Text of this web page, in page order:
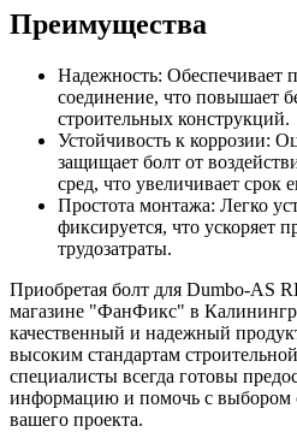
Преимущества
Надежность: Обеспечивает
соединение, что повышает
строительных конструкций.
Устойчивость к коррозии:
защищает болт от
сред, что увеличивает срок
Простота монтажа: Легко
фиксируется, что ускоряет
трудозатраты.
Приобретая болт для Dumbo-AS
магазине "ФанФикс" в
качественный и надежный
высоким стандартам
специалисты всегда готовы
информацию и помочь с выбором
вашего проекта.